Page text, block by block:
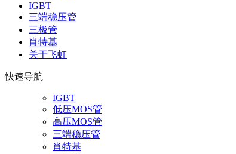
IGBT
三端稳压管
三极管
肖特基
关于飞虹
快速导航
IGBT
低压MOS管
高压MOS管
三端稳压管
肖特基